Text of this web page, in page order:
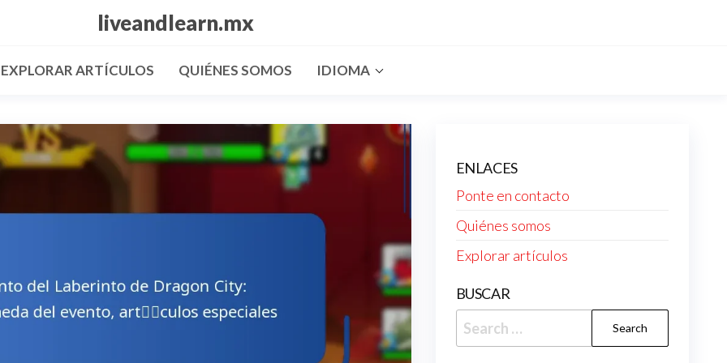
liveandlearn.mx
EXPLORAR ARTÍCULOS QUIÉNES SOMOS IDIOMA
ENLACES
Ponte en contacto
Quiénes somos
Explorar artículos
BUSCAR
Search
for: